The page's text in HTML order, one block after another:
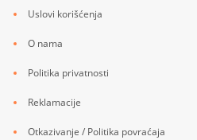
Uslovi korišćenja
O nama
Politika privatnosti
Reklamacije
Otkazivanje / Politika povraćaja